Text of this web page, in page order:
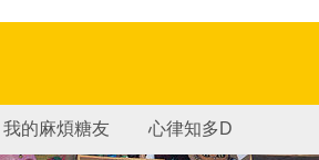
我的麻煩糖友 心律知多D